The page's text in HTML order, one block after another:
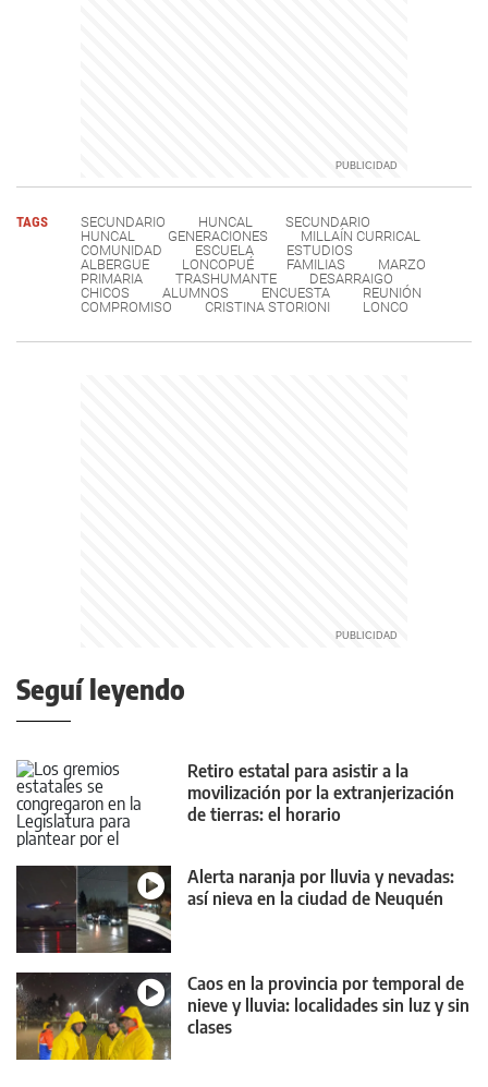
TAGS SECUNDARIO HUNCAL
SECUNDARIO
HUNCAL
GENERACIONES
MILLAÍN CURRICAL
COMUNIDAD
ESCUELA
ESTUDIOS
ALBERGUE
LONCOPUÉ FAMILIAS
MARZO
PRIMARIA
TRASHUMANTE
DESARRAIGO
CHICOS
ALUMNOS ENCUESTA
REUNIÓN
COMPROMISO
CRISTINA STORIONI LONCO
Seguí leyendo
Retiro estatal para asistir a la
movilización por la extranjerización
de tierras: el horario
Alerta naranja por lluvia y nevadas:
así nieva en la ciudad de Neuquén
Caos en la provincia por temporal de
nieve y lluvia: localidades sin luz y sin
clases